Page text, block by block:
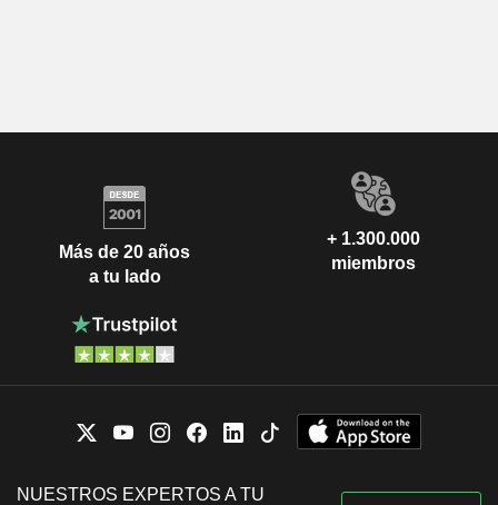
Más de 20 años
a tu lado
+ 1.300.000
miembros
NUESTROS EXPERTOS A TU